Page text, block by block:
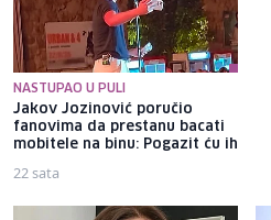
NASTUPAO U PULI
Jakov Jozinović poručio
fanovima da prestanu bacati
mobitele na binu: Pogazit ću ih
22 sata